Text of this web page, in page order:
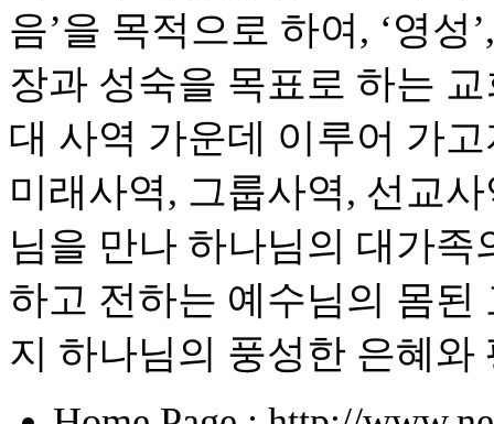
음’을 목적으로 하여, ‘영성
장과 성숙을 목표로 하는
대 사역 가운데 이루어 가
미래사역, 그룹사역, 선교
님을 만나 하나님의 대가
하고 전하는 예수님의 몸
지 하나님의 풍성한 은혜